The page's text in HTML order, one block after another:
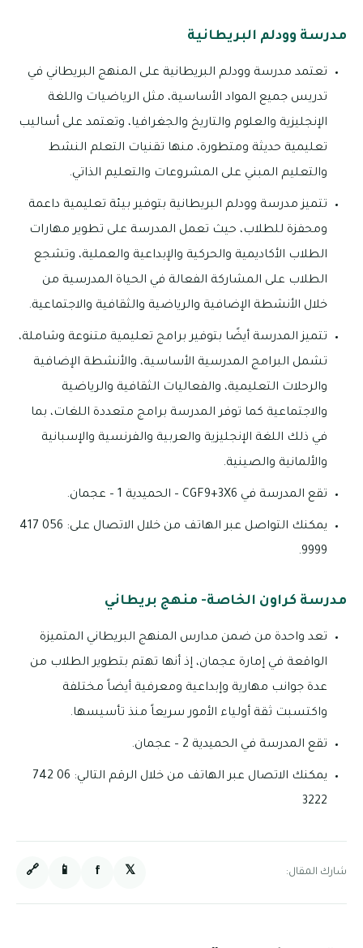
مدرسة وودلم البريطانية
تعتمد مدرسة وودلم البريطانية على المنهج البريطاني في
تدريس جميع المواد الأساسية، مثل الرياضيات واللغة
الإنجليزية والعلوم والتاريخ والجغرافيا، وتعتمد على أساليب
تعليمية حديثة ومتطورة، منها تقنيات التعلم النشط
والتعليم المبني على المشروعات والتعليم الذاتي.
تتميز مدرسة وودلم البريطانية بتوفير بيئة تعليمية داعمة
ومحفزة للطلاب، حيث تعمل المدرسة على تطوير مهارات
الطلاب الأكاديمية والحركية والإبداعية والعملية، وتشجع
الطلاب على المشاركة الفعالة في الحياة المدرسية من
خلال الأنشطة الإضافية والرياضية والثقافية والاجتماعية.
تتميز المدرسة أيضًا بتوفير برامج تعليمية متنوعة وشاملة،
تشمل البرامج المدرسية الأساسية، والأنشطة الإضافية
والرحلات التعليمية، والفعاليات الثقافية والرياضية
والاجتماعية كما توفر المدرسة برامج متعددة اللغات، بما
في ذلك اللغة الإنجليزية والعربية والفرنسية والإسبانية
والألمانية والصينية.
تقع المدرسة في CGF9+3X6 – الحميدية 1 – عجمان.
يمكنك التواصل عبر الهاتف من خلال الاتصال على: 056 417
9999.
مدرسة كراون الخاصة- منهج بريطاني
تعد واحدة من ضمن مدارس المنهج البريطاني المتميزة
الواقعة في إمارة عجمان، إذ أنها تهتم بتطوير الطلاب من
عدة جوانب مهارية وإبداعية ومعرفية أيضاً مختلفة
واكتسبت ثقة أولياء الأمور سريعاً منذ تأسيسها.
تقع المدرسة في الحميدية 2 – عجمان.
يمكنك الاتصال عبر الهاتف من خلال الرقم التالي: 06 742
3222
شارك المقال: 𝕏
f
📱
🔗